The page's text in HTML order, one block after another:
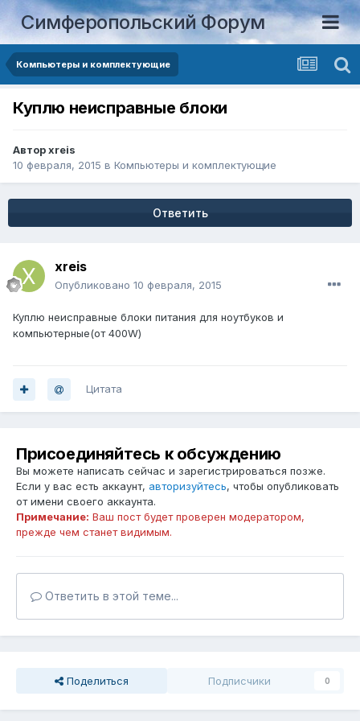
Симферопольский Форум
Компьютеры и комплектующие
Куплю неисправные блоки
Авторxreis
10 февраля, 2015 в Компьютеры и комплектующие
Ответить
xreis
Опубликовано 10 февраля, 2015
Куплю неисправные блоки питания для ноутбуков и
компьютерные(от 400W)
Цитата
Присоединяйтесь к обсуждению
Вы можете написать сейчас и зарегистрироваться позже.
Если у вас есть аккаунт, авторизуйтесь, чтобы опубликовать
от имени своего аккаунта.
Примечание: Ваш пост будет проверен модератором,
прежде чем станет видимым.
Ответить в этой теме...
Поделиться Подписчики 0